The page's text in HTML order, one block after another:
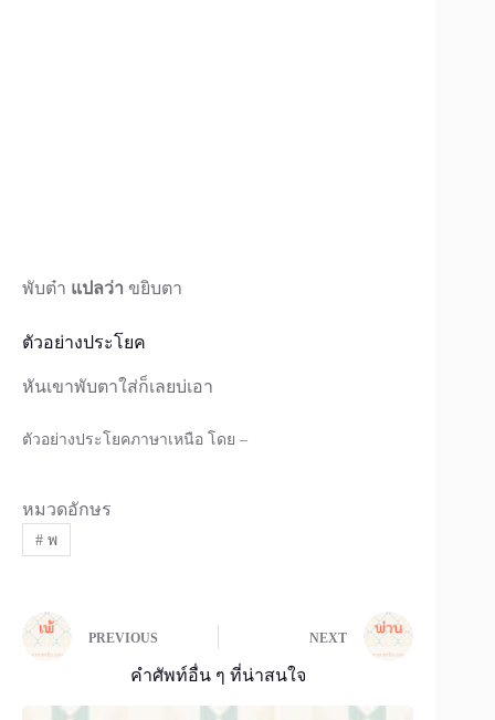
พับต๋า แปลว่า ขยิบตา
ตัวอย่างประโยค
หันเขาพับตาใส่ก็เลยบ่เอา
ตัวอย่างประโยคภาษาเหนือ โดย –
หมวดอักษร
#พ
PREVIOUS NEXT
คำศัพท์อื่น ๆ ที่น่าสนใจ